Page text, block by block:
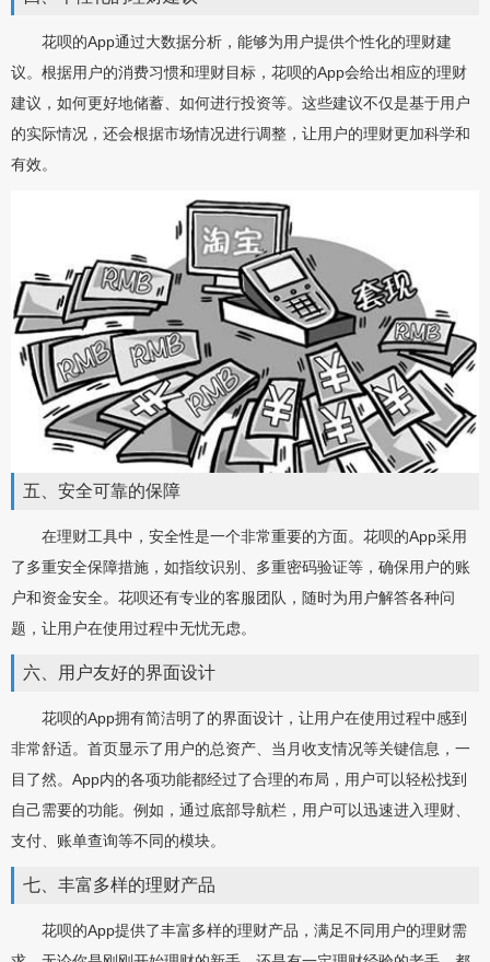
花呗的App通过大数据分析，能够为用户提供个性化的理财建
议。根据用户的消费习惯和理财目标，花呗的App会给出相应的理财
建议，如何更好地储蓄、如何进行投资等。这些建议不仅是基于用户
的实际情况，还会根据市场情况进行调整，让用户的理财更加科学和
有效。
五、安全可靠的保障
在理财工具中，安全性是一个非常重要的方面。花呗的App采用
了多重安全保障措施，如指纹识别、多重密码验证等，确保用户的账
户和资金安全。花呗还有专业的客服团队，随时为用户解答各种问
题，让用户在使用过程中无忧无虑。
六、用户友好的界面设计
花呗的App拥有简洁明了的界面设计，让用户在使用过程中感到
非常舒适。首页显示了用户的总资产、当月收支情况等关键信息，一
目了然。App内的各项功能都经过了合理的布局，用户可以轻松找到
自己需要的功能。例如，通过底部导航栏，用户可以迅速进入理财、
支付、账单查询等不同的模块。
七、丰富多样的理财产品
花呗的App提供了丰富多样的理财产品，满足不同用户的理财需